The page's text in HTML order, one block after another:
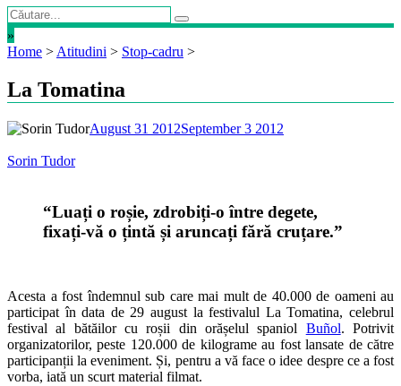
»
Home > Atitudini > Stop-cadru >
La Tomatina
August 31 2012September 3 2012
Sorin Tudor
“Luați o roșie, zdrobiți-o între degete,
fixați-vă o țintă și aruncați fără cruțare.”
Acesta a fost îndemnul sub care mai mult de 40.000 de oameni au
participat în data de 29 august la festivalul La Tomatina, celebrul
festival al bătăilor cu roșii din orășelul spaniol Buñol. Potrivit
organizatorilor, peste 120.000 de kilograme au fost lansate de către
participanții la eveniment. Și, pentru a vă face o idee despre ce a fost
vorba, iată un scurt material filmat.